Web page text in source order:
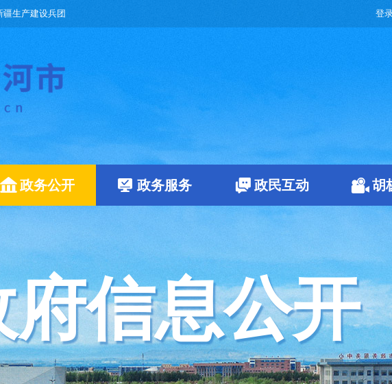
疆生产建设兵团 登
政务公开 政务服务 政民互动 胡
府信息公开